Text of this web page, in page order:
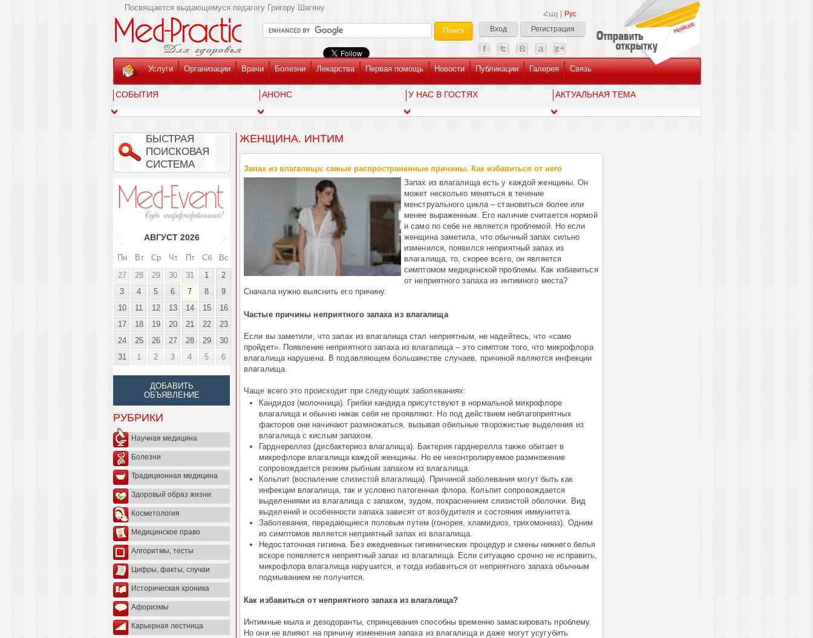
Հայ
Рус
Вход
Регистрация
Посвящается выдающемуся педагогу Григору Шагяну
Услуги Организации Врачи Болезни Лекарства Первая помощь Новости Публикации Галерея Связь
СОБЫТИЯ АНОНС У НАС В ГОСТЯХ AКТУАЛЬНАЯ ТЕМА
БЫСТРАЯ
ПОИСКОВАЯ
СИСТЕМА
АВГУСТ 2026
Пн Вт Ср Чт Пт Сб
Вс
27
28 29 30 31 1
2
3
4 5 6 7 8
9
10
11 12 13 14 15
16
17
18 19 20 21 22
23
24
25 26 27 28 29
30
31
1 2 3 4 5 6
ДОБАВИТЬ
ОБЪЯВЛЕНИЕ
РУБРИКИ
Научная медицина
Болезни
Традиционная медицина
Здоровый образ жизни
Косметология
Медицинское право
Алгоритмы, тесты
Цифры, факты, случаи
Историческая хроника
Афоризмы
Карьерная лестница
ЖЕНЩИНА. ИНТИМ
Запах из влагалища: самые распространенные причины. Как избавиться от него
Запах из влагалища есть у каждой женщины. Он
может несколько меняться в течение
менструального цикла – становиться более или
менее выраженным. Его наличие считается нормой
и само по себе не является проблемой. Но если
женщина заметила, что обычный запах сильно
изменился, появился неприятный запах из
влагалища, то, скорее всего, он является
симптомом медицинской проблемы. Как избавиться
от неприятного запаха из интимного места?
Сначала нужно выяснить его причину.
Частые причины неприятного запаха из влагалища
Если вы заметили, что запах из влагалища стал неприятным, не надейтесь, что «само
пройдет». Появление неприятного запаха из влагалища – это симптом того, что микрофлора
влагалища нарушена. В подавляющем большинстве случаев, причиной являются инфекции
влагалища.
Чаще всего это происходит при следующих заболеваниях:
Кандидоз (молочница). Грибки кандида присутствуют в нормальной микрофлоре
влагалища и обычно никак себя не проявляют. Но под действием неблагоприятных
факторов они начинают размножаться, вызывая обильные творожистые выделения из
влагалища с кислым запахом.
Гарднереллез (дисбактериоз влагалища). Бактерия гарднерелла также обитает в
микрофлоре влагалища каждой женщины. Но ее неконтролируемое размножение
сопровождается резким рыбным запахом из влагалища.
Кольпит (воспаление слизистой влагалища). Причиной заболевания могут быть как
инфекции влагалища, так и условно патогенная флора. Кольпит сопровождается
выделениями из влагалища с запахом, зудом, покраснением слизистой оболочки. Вид
выделений и особенности запаха зависят от возбудителя и состояния иммунитета.
Заболевания, передающиеся половым путем (гонорея, хламидиоз, трихомониаз). Одним
из симптомов является неприятный запах из влагалища.
Недостаточная гигиена. Без ежедневных гигиенических процедур и смены нижнего белья
вскоре появляется неприятный запах из влагалища. Если ситуацию срочно не исправить,
микрофлора влагалища нарушится, и тогда избавиться от неприятного запаха обычным
подмыванием не получится.
Как избавиться от неприятного запаха из влагалища?
Интимные мыла и дезодоранты, спринцевания способны временно замаскировать проблему.
Но они не влияют на причину изменения запаха из влагалища и даже могут усугубить